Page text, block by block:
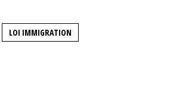
LOI IMMIGRATION